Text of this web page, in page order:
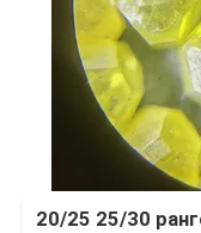
20/25 25/30